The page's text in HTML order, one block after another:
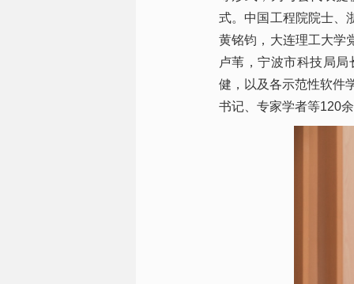
式。中国工程院院士、
黄铭钧，大连理工大学
卢苇，宁波市科技局
健，以及各示范性软件
书记、专家学者等120